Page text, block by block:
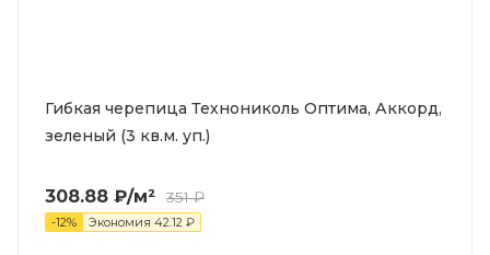
Гибкая черепица Технониколь Оптима, Аккорд,
зеленый (3 кв.м. уп.)
308.88 ₽/м² 351₽
-12% Экономия 42.12 ₽